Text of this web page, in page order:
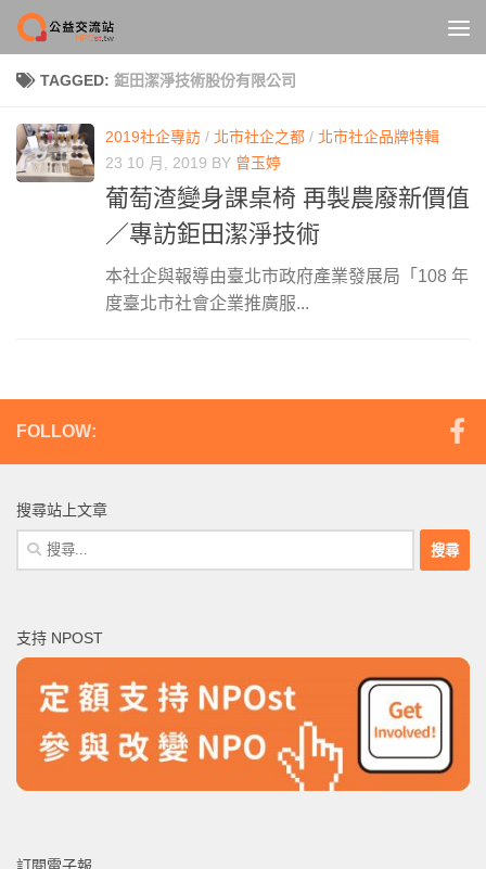
Skip to content
TAGGED: 鉅田潔淨技術股份有限公司
2019社企專訪 / 北市社企之都 / 北市社企品牌特輯
23 10 月, 2019 BY 曾玉婷
葡萄渣變身課桌椅 再製農廢新價值
／專訪鉅田潔淨技術
本社企與報導由臺北市政府產業發展局「108 年
度臺北市社會企業推廣服...
FOLLOW:
搜尋站上文章
搜
尋
字:
支持 NPOST
訂閱電子報